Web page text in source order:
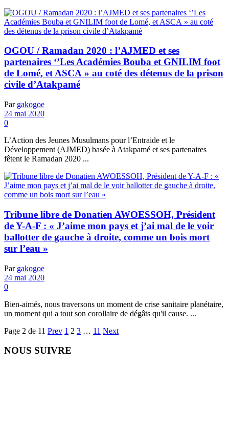
OGOU / Ramadan 2020 : l’AJMED et ses
partenaires ‘’Les Académies Bouba et GNILIM foot
de Lomé, et ASCA » au coté des détenus de la prison
civile d’Atakpamé
Par gakogoe
24 mai 2020
0
L’Action des Jeunes Musulmans pour l’Entraide et le
Développement (AJMED) basée à Atakpamé et ses partenaires
fêtent le Ramadan 2020 ...
Tribune libre de Donatien AWOESSOH, Président
de Y-A-F : « J’aime mon pays et j’ai mal de le voir
ballotter de gauche à droite, comme un bois mort
sur l’eau »
Par gakogoe
24 mai 2020
0
Bien-aimés, nous traversons un moment de crise sanitaire planétaire,
un moment qui a tout son corollaire de dégâts qu'il cause. ...
Page 2 de 11 Prev 1 2 3 … 11 Next
NOUS SUIVRE